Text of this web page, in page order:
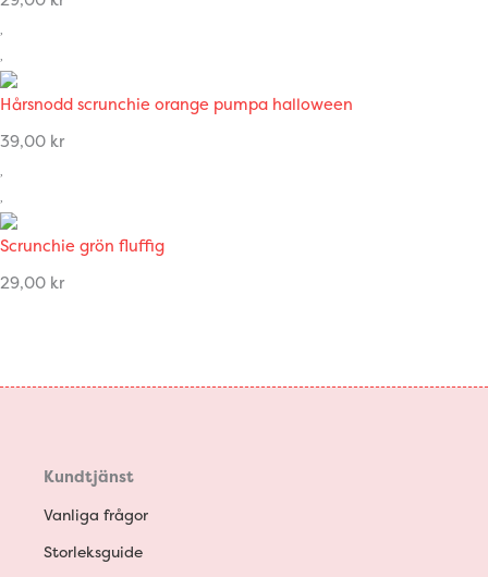
Hårsnodd scrunchie orange pumpa halloween
39,00 kr
Scrunchie grön fluffig
29,00 kr
Kundtjänst
Vanliga frågor
Storleksguide